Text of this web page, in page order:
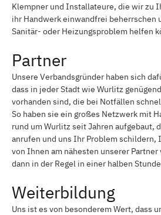
Klempner und Installateure, die wir zu
ihr Handwerk einwandfrei beherrschen
Sanitär- oder Heizungsproblem helfen
Partner
Unsere Verbandsgründer haben sich
dass in jeder Stadt wie Wurlitz
vorhanden sind, die bei Notfällen
So haben sie ein großes Netzwerk mit
rund um Wurlitz seit Jahren aufgebaut,
anrufen und uns Ihr Problem schildern,
von Ihnen am nähesten unserer
dann in der Regel in einer halben
Weiterbildung
Uns ist es von besonderem Wert, dass